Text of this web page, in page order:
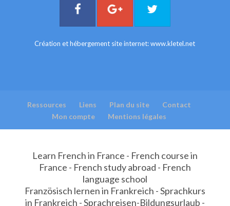
Création et hébergement site internet:www.kletel.net
Ressources Liens Plan du site
Contact
Mon compte
Mentions légales
Learn French in France - French course in
France - French study abroad - French
language school
Französisch lernen in Frankreich - Sprachkurs
in Frankreich - Sprachreisen-Bildungsurlaub -